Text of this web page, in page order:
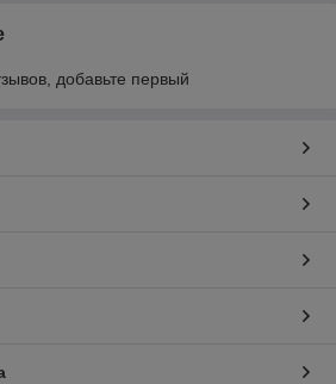
добавьте первый